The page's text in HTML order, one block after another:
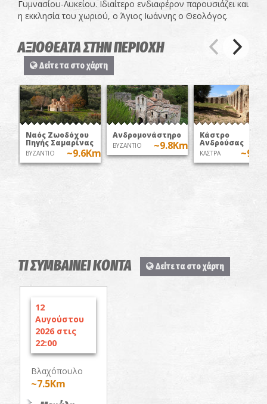
Γυμνασίου-Λυκείου. Ιδιαίτερο ενδιαφέρον παρουσιάζει και
η εκκλησία του χωριού, ο Άγιος Ιωάννης ο Θεολόγος.
ΑΞΙΟΘΕΑΤΑ ΣΤΗΝ ΠΕΡΙΟΧΗ
Δείτε τα στο χάρτη
Ναός Ζωοδόχου
Πηγής Σαμαρίνας
ΒΥΖΑΝΤΙΟ ~9.6Km
Ανδρομονάστηρο
ΒΥΖΑΝΤΙΟ ~9.8Km
Κάστρο
Ανδρούσας
ΚΑΣΤΡΑ
ΤΙ ΣΥΜΒΑΙΝΕΙ ΚΟΝΤΑ Δείτε τα στο χάρτη
12
Αυγούστου
2026 στις
22:00
Βλαχόπουλο
~7.5Km